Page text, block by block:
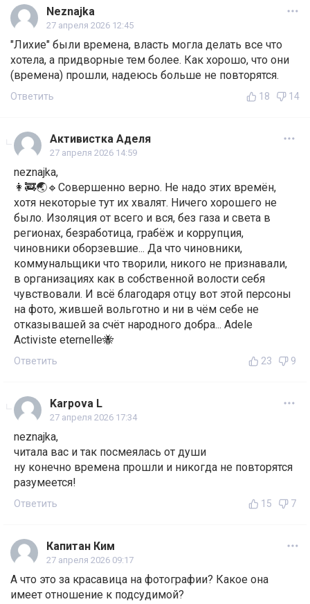
Neznajka
27 апреля 2026 12:45
"Лихие" были времена, власть могла делать все что
хотела, а придворные тем более. Как хорошо, что они
(времена) прошли, надеюсь больше не повторятся.
Ответить 18 14
Активистка Аделя
27 апреля 2026 14:59
neznajka,
👩‍🚒🌏🔹Совершенно верно. Не надо этих времён,
хотя некоторые тут их хвалят. Ничего хорошего не
было. Изоляция от всего и вся, без газа и света в
регионах, безработица, грабёж и коррупция,
чиновники оборзевшие... Да что чиновники,
коммунальщики что творили, никого не признавали,
в организациях как в собственной волости себя
чувствовали. И всё благодаря отцу вот этой персоны
на фото, жившей вольготно и ни в чём себе не
отказывашей за счёт народного добра... Adele
Activiste eternelle🐝
Ответить 23 9
Karpova L
27 апреля 2026 17:34
neznajka,
читала вас и так посмеялась от души
ну конечно времена прошли и никогда не повторятся
разумеется!
Ответить 15 7
Капитан Ким
27 апреля 2026 09:17
А что это за красавица на фотографии? Какое она
имеет отношение к подсудимой?